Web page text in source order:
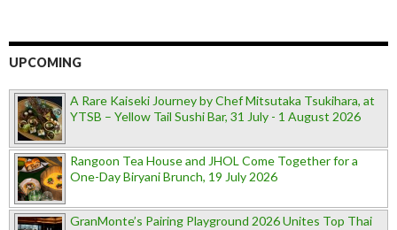
UPCOMING
A Rare Kaiseki Journey by Chef Mitsutaka Tsukihara, at
YTSB – Yellow Tail Sushi Bar, 31 July - 1 August 2026
Rangoon Tea House and JHOL Come Together for a
One-Day Biryani Brunch, 19 July 2026
GranMonte’s Pairing Playground 2026 Unites Top Thai